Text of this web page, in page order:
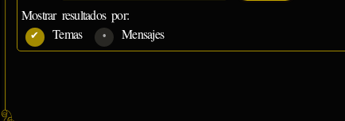
Mostrar resultados por:
Temas
Mensajes